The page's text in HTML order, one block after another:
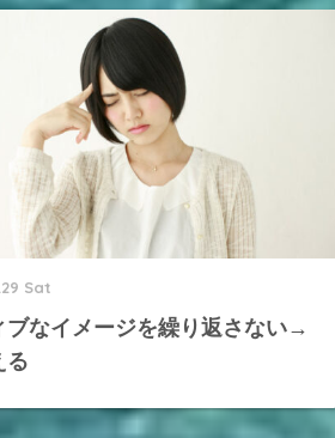
Sat
ブなイメージを繰り返さない→
る